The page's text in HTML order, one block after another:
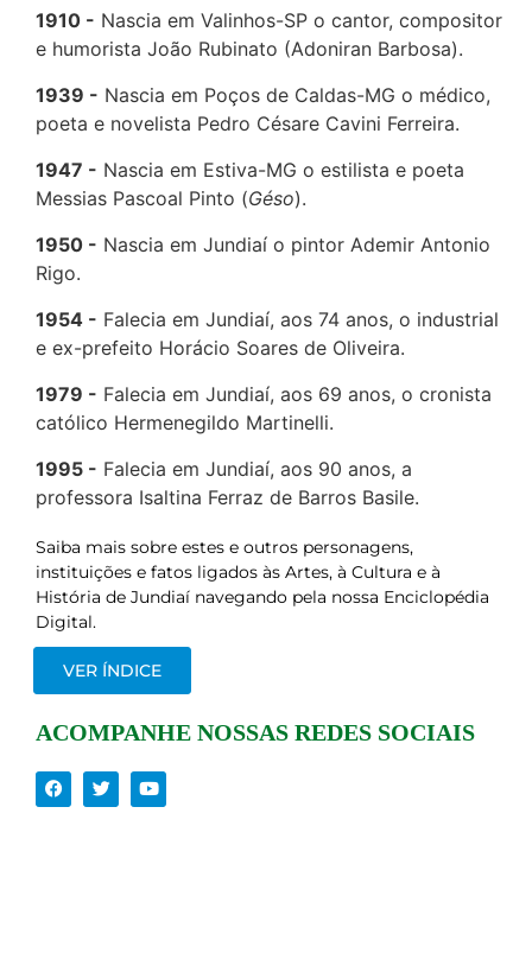
1910
Nascia em Valinhos-SP o cantor, compositor
e humorista João Rubinato (Adoniran Barbosa).
1939
Nascia em Poços de Caldas-MG o médico,
poeta e novelista Pedro Césare Cavini Ferreira.
1947
Nascia em Estiva-MG o estilista e poeta
Messias Pascoal Pinto (Géso).
1950
Nascia em Jundiaí o pintor Ademir Antonio
Rigo.
1954
Falecia em Jundiaí, aos 74 anos, o industrial
e ex-prefeito Horácio Soares de Oliveira.
1979
Falecia em Jundiaí, aos 69 anos, o cronista
católico Hermenegildo Martinelli.
1995
Falecia em Jundiaí, aos 90 anos, a
professora Isaltina Ferraz de Barros Basile.
Saiba mais sobre estes e outros personagens,
instituições e fatos ligados às Artes, à Cultura e à
História de Jundiaí navegando pela nossa Enciclopédia
Digital.
VER ÍNDICE
ACOMPANHE NOSSAS REDES SOCIAIS